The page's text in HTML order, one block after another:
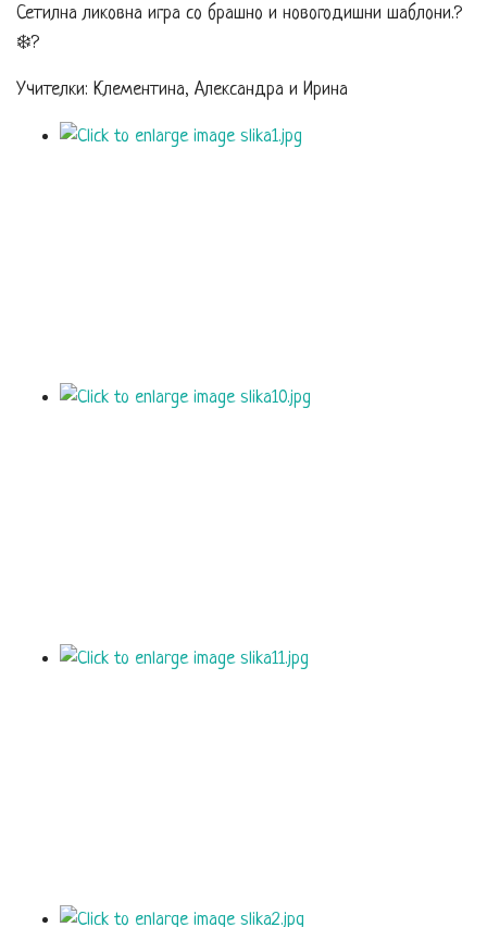
Сетилна ликовна игра со брашно и новогодишни шаблони.?
❄️?
Учителки: Клементина, Александра и Ирина